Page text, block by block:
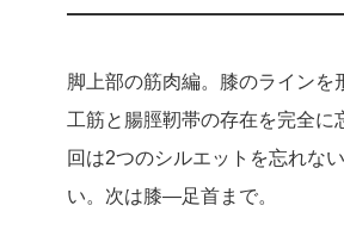
脚上部の筋肉編。膝のラインを
工筋と腸脛靭帯の存在を完全に
回は2つのシルエットを忘れな
い。次は膝―足首まで。